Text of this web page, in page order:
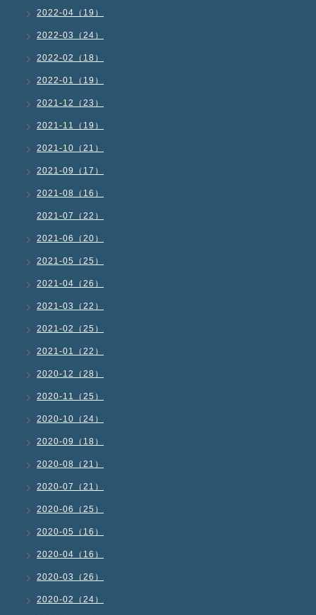
2022-04（19）
2022-03（24）
2022-02（18）
2022-01（19）
2021-12（23）
2021-11（19）
2021-10（21）
2021-09（17）
2021-08（16）
2021-07（22）
2021-06（20）
2021-05（25）
2021-04（26）
2021-03（22）
2021-02（25）
2021-01（22）
2020-12（28）
2020-11（25）
2020-10（24）
2020-09（18）
2020-08（21）
2020-07（21）
2020-06（25）
2020-05（16）
2020-04（16）
2020-03（26）
2020-02（24）